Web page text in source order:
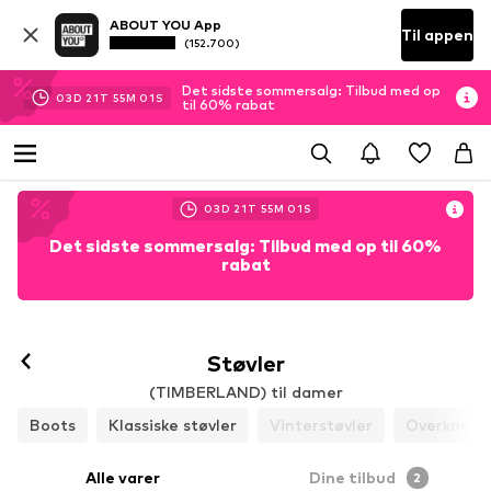
ABOUT YOU App
(152.700) Til appen
03D 21 T 54M 59 S
Det sidste sommersalg: Tilbud med op
til 60% rabat
03D 21 T 54M 59 S
Det sidste sommersalg: Tilbud med op til 60%
rabat
Støvler
(TIMBERLAND) til damer
Boots
Klassiske støvler Vinterstøvler Overknees
Alle varer Dine tilbud 2